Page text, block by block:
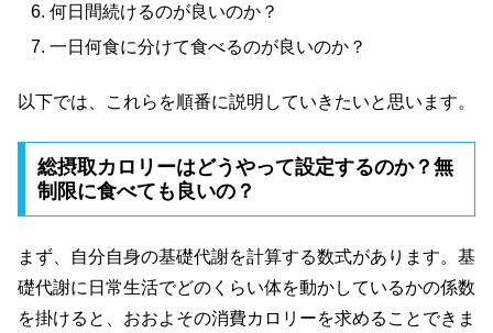
何日間続けるのが良いのか？
一日何食に分けて食べるのが良いのか？
以下では、これらを順番に説明していきたいと思います。
総摂取カロリーはどうやって設定するのか？無
制限に食べても良いの？
まず、自分自身の基礎代謝を計算する数式があります。基
礎代謝に日常生活でどのくらい体を動かしているかの係数
を掛けると、おおよその消費カロリーを求めることできま